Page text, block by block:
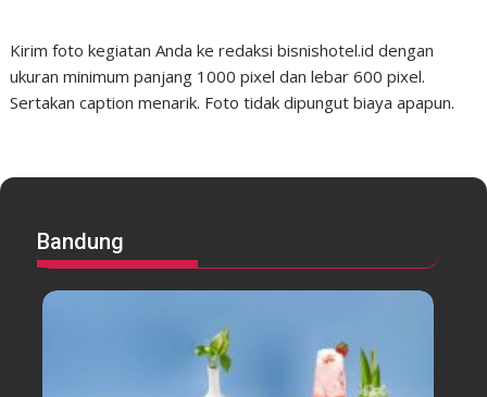
Kirim foto kegiatan Anda ke redaksi bisnishotel.id dengan
ukuran minimum panjang 1000 pixel dan lebar 600 pixel.
Sertakan caption menarik. Foto tidak dipungut biaya apapun.
Bandung